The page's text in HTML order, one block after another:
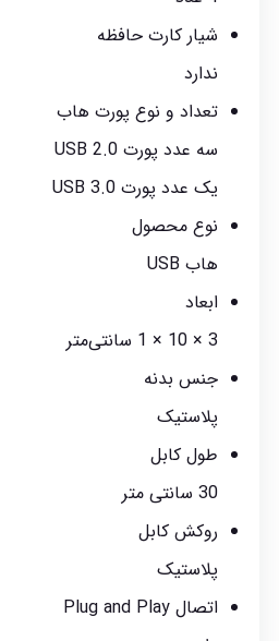
شیار کارت حافظه
ندارد
تعداد و نوع پورت هاب
سه عدد پورت USB 2.0
یک عدد پورت USB 3.0
نوع محصول
هاب USB
ابعاد
3 × 10 × 1 سانتی‌متر
جنس بدنه
پلاستیک
طول کابل
30 سانتی متر
روکش کابل
پلاستیک
اتصال Plug and Play